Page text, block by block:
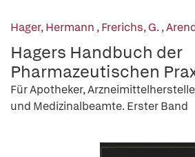
Hager, Hermann ,Frerichs, G.,
Hagers Handbuch der
Pharmazeutischen
Für Apotheker,
und Medizinalbeamte. Erster Band